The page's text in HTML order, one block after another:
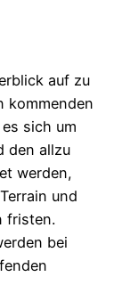
auf zu
kommenden
sich um
den allzu
werden,
und
fristen.
bei